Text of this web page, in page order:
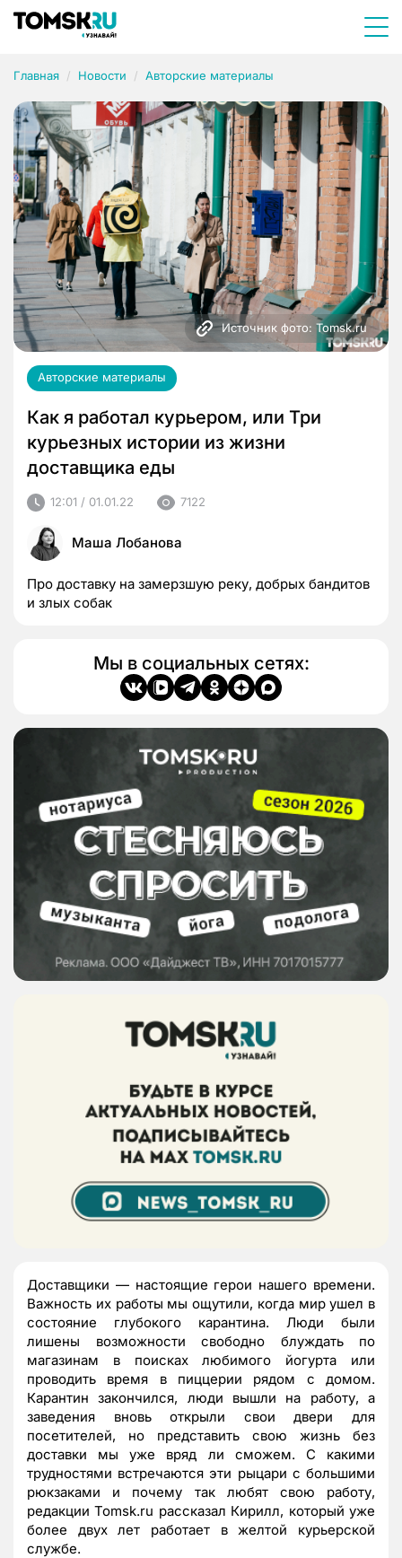
Главная Новости Авторские материалы
Источник фото: Tomsk.ru
Авторские материалы
Как я работал курьером, или Три
курьезных истории из жизни
доставщика еды
12:01 / 01.01.22 7122
Маша Лобанова
Про доставку на замерзшую реку, добрых бандитов
и злых собак
Мы в социальных сетях:
Доставщики — настоящие герои нашего времени.
Важность их работы мы ощутили, когда мир ушел в
состояние глубокого карантина. Люди были
лишены возможности свободно блуждать по
магазинам в поисках любимого йогурта или
проводить время в пиццерии рядом с домом.
Карантин закончился, люди вышли на работу, а
заведения вновь открыли свои двери для
посетителей, но представить свою жизнь без
доставки мы уже вряд ли сможем. С какими
трудностями встречаются эти рыцари с большими
рюкзаками и почему так любят свою работу,
редакции Tomsk.ru рассказал Кирилл, который уже
более двух лет работает в желтой курьерской
службе.